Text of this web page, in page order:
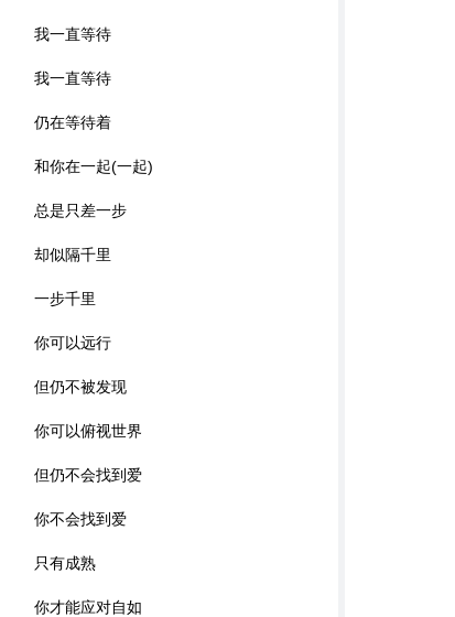
我一直等待
我一直等待
仍在等待着
和你在一起(一起)
总是只差一步
却似隔千里
一步千里
你可以远行
但仍不被发现
你可以俯视世界
但仍不会找到爱
你不会找到爱
只有成熟
你才能应对自如